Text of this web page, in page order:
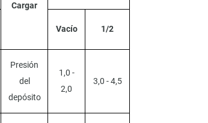
Cargar
Vacío 1/2
Presión
del
depósito
1,0 -
2,0
3,0 - 4,5